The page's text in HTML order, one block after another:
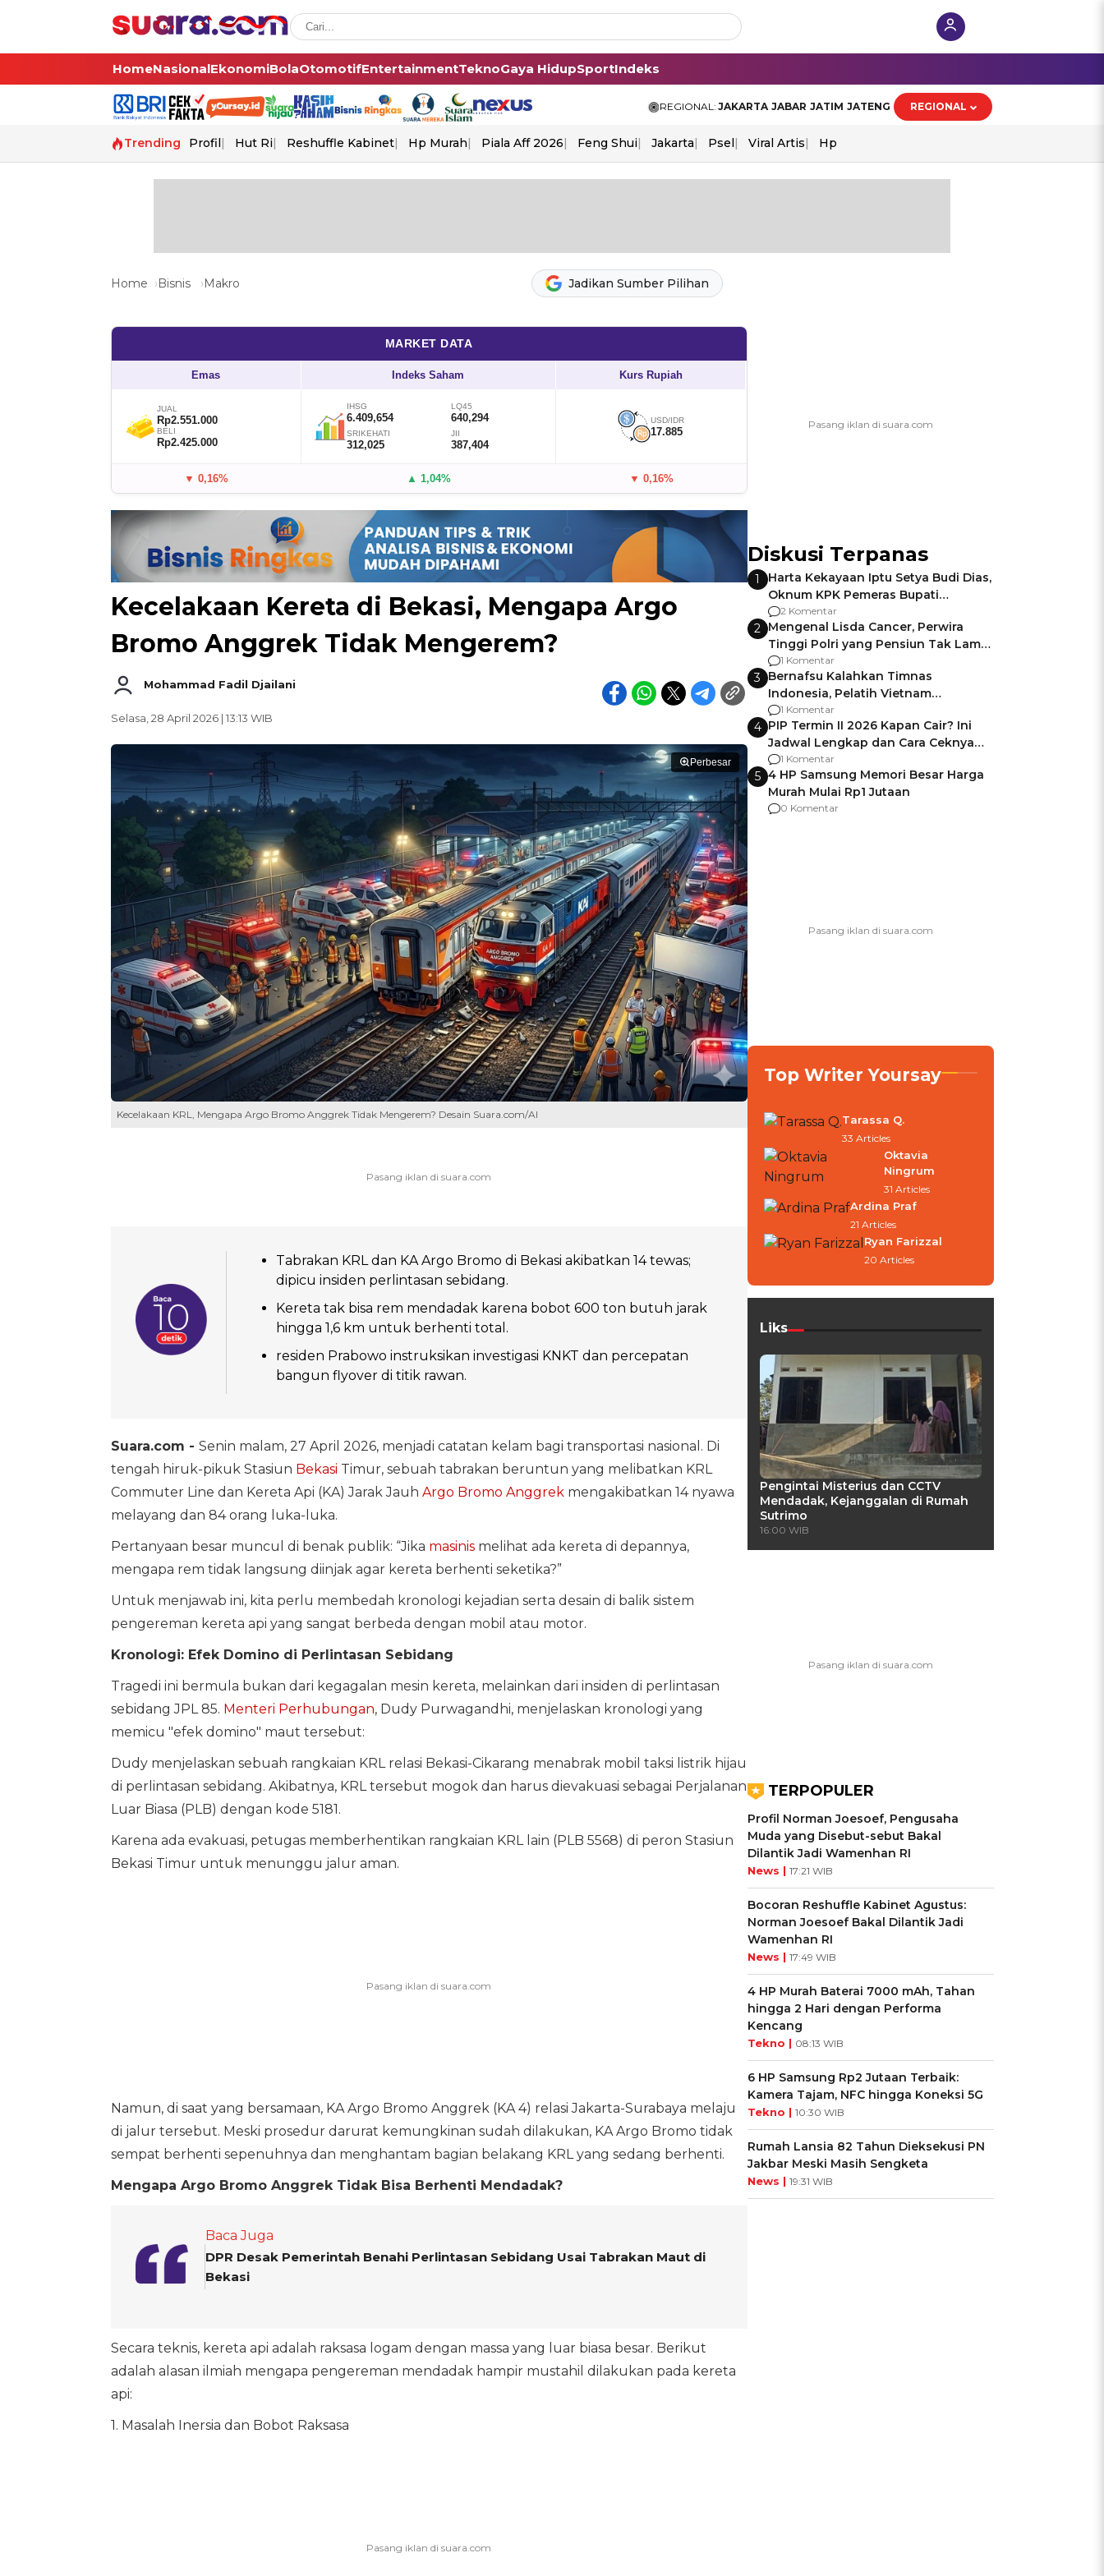
HomeNasionalEkonomiBolaOtomotifEntertainmentTeknoGaya HidupSportIndeks
REGIONAL: JAKARTA JABAR JATIM JATENG REGIONAL
Trending Profil Hut Ri Reshuffle Kabinet Hp Murah Piala Aff 2026 Feng Shui Jakarta Psel Viral Artis Hp
Home Bisnis Makro Jadikan Sumber Pilihan
MARKET DATA
Emas Indeks Saham Kurs Rupiah
JUAL
Rp2.551.000
BELI
Rp2.425.000
IHSG
6.409,654
LQ45
640,294
SRIKEHATI
312,025
JII
387,404
USD/IDR
17.885
▼ 0,16% ▲ 1,04% ▼ 0,16%
Kecelakaan Kereta di Bekasi, Mengapa Argo
Bromo Anggrek Tidak Mengerem?
Mohammad Fadil Djailani
Selasa, 28 April 2026 | 13:13 WIB
Perbesar
Kecelakaan KRL, Mengapa Argo Bromo Anggrek Tidak Mengerem? Desain Suara.com/AI
Tabrakan KRL dan KA Argo Bromo di Bekasi akibatkan 14 tewas;
dipicu insiden perlintasan sebidang.
Kereta tak bisa rem mendadak karena bobot 600 ton butuh jarak
hingga 1,6 km untuk berhenti total.
residen Prabowo instruksikan investigasi KNKT dan percepatan
bangun flyover di titik rawan.
Suara.com - Senin malam, 27 April 2026, menjadi catatan kelam bagi transportasi nasional. Di
tengah hiruk-pikuk Stasiun Bekasi Timur, sebuah tabrakan beruntun yang melibatkan KRL
Commuter Line dan Kereta Api (KA) Jarak Jauh Argo Bromo Anggrek mengakibatkan 14 nyawa
melayang dan 84 orang luka-luka.
Pertanyaan besar muncul di benak publik: “Jika masinismelihat ada kereta di depannya,
mengapa rem tidak langsung diinjak agar kereta berhenti seketika?”
Untuk menjawab ini, kita perlu membedah kronologi kejadian serta desain di balik sistem
pengereman kereta api yang sangat berbeda dengan mobil atau motor.
Kronologi: Efek Domino di Perlintasan Sebidang
Tragedi ini bermula bukan dari kegagalan mesin kereta, melainkan dari insiden di perlintasan
sebidang JPL 85. Menteri Perhubungan, Dudy Purwagandhi, menjelaskan kronologi yang
memicu "efek domino" maut tersebut:
Dudy menjelaskan sebuah rangkaian KRL relasi Bekasi-Cikarang menabrak mobil taksi listrik hijau
di perlintasan sebidang. Akibatnya, KRL tersebut mogok dan harus dievakuasi sebagai Perjalanan
Luar Biasa (PLB) dengan kode 5181.
Karena ada evakuasi, petugas memberhentikan rangkaian KRL lain (PLB 5568) di peron Stasiun
Bekasi Timur untuk menunggu jalur aman.
Namun, di saat yang bersamaan, KA Argo Bromo Anggrek (KA 4) relasi Jakarta-Surabaya melaju
di jalur tersebut. Meski prosedur darurat kemungkinan sudah dilakukan, KA Argo Bromo tidak
sempat berhenti sepenuhnya dan menghantam bagian belakang KRL yang sedang berhenti.
Mengapa Argo Bromo Anggrek Tidak Bisa Berhenti Mendadak?
Baca Juga
DPR Desak Pemerintah Benahi Perlintasan Sebidang Usai Tabrakan Maut di
Bekasi
Secara teknis, kereta api adalah raksasa logam dengan massa yang luar biasa besar. Berikut
adalah alasan ilmiah mengapa pengereman mendadak hampir mustahil dilakukan pada kereta
api:
1. Masalah Inersia dan Bobot Raksasa
Diskusi Terpanas
1
Harta Kekayaan Iptu Setya Budi Dias,
Oknum KPK Pemeras Bupati
Pemalang
2 Komentar
2 Mengenal Lisda Cancer, Perwira
Tinggi Polri yang Pensiun Tak Lama
Usai Jadi Brigjen
1 Komentar
3 Bernafsu Kalahkan Timnas
Indonesia, Pelatih Vietnam
Berencana Pakai Jimat di Pakansari
1 Komentar
4 PIP Termin II 2026 Kapan Cair? Ini
Jadwal Lengkap dan Cara Ceknya
agar Dana Tidak Hangus!
1 Komentar
5 4 HP Samsung Memori Besar Harga
Murah Mulai Rp1 Jutaan
0 Komentar
Top Writer Yoursay
Tarassa Q.
33 Articles
Oktavia
Ningrum
31 Articles
Ardina Praf
21 Articles
Ryan Farizzal
20 Articles
Liks
Pengintai Misterius dan CCTV
Mendadak, Kejanggalan di Rumah
Sutrimo
16:00 WIB
TERPOPULER
Profil Norman Joesoef, Pengusaha
Muda yang Disebut-sebut Bakal
Dilantik Jadi Wamenhan RI
News | 17:21 WIB
Bocoran Reshuffle Kabinet Agustus:
Norman Joesoef Bakal Dilantik Jadi
Wamenhan RI
News | 17:49 WIB
4 HP Murah Baterai 7000 mAh, Tahan
hingga 2 Hari dengan Performa
Kencang
Tekno | 08:13 WIB
6 HP Samsung Rp2 Jutaan Terbaik:
Kamera Tajam, NFC hingga Koneksi 5G
Tekno | 10:30 WIB
Rumah Lansia 82 Tahun Dieksekusi PN
Jakbar Meski Masih Sengketa
News | 19:31 WIB